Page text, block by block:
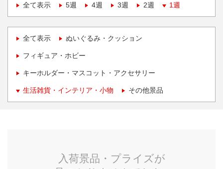
全て表示
5週 4週 3週 2週 1週
全て表示 ぬいぐるみ・クッション
フィギュア・ホビー
キーホルダー・マスコット・アクセサリー
生活雑貨・インテリア・小物 その他景品